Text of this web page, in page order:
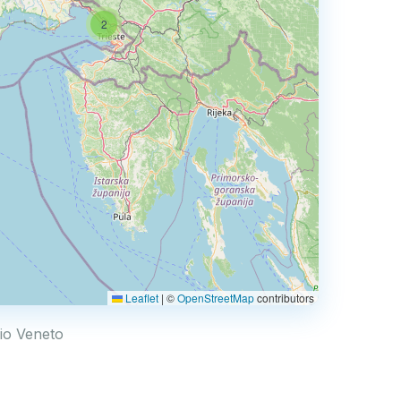
2
Leaflet | ©OpenStreetMapcontributors
Veneto